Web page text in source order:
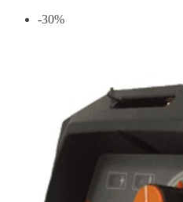
-30%